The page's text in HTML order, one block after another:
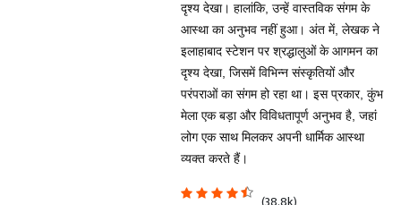
दृश्य देखा। हालांकि, उन्हें वास्तविक संगम के
आस्था का अनुभव नहीं हुआ। अंत में, लेखक ने
इलाहाबाद स्टेशन पर श्रद्धालुओं के आगमन का
दृश्य देखा, जिसमें विभिन्न संस्कृतियों और
परंपराओं का संगम हो रहा था। इस प्रकार, कुंभ
मेला एक बड़ा और विविधतापूर्ण अनुभव है, जहां
लोग एक साथ मिलकर अपनी धार्मिक आस्था
व्यक्त करते हैं।